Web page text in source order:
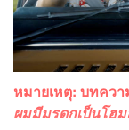
หมายเหตุ: บทควา
ผมมีมรดกเป็นโฮ